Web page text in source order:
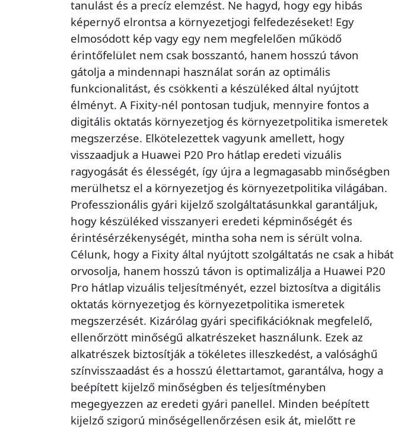
tanulást és a precíz elemzést. Ne hagyd, hogy egy hibás
képernyő elrontsa a környezetjogi felfedezéseket! Egy
elmosódott kép vagy egy nem megfelelően működő
érintőfelület nem csak bosszantó, hanem hosszú távon
gátolja a mindennapi használat során az optimális
funkcionalitást, és csökkenti a készüléked által nyújtott
élményt. A Fixity-nél pontosan tudjuk, mennyire fontos a
digitális oktatás környezetjog és környezetpolitika ismeretek
megszerzése. Elkötelezettek vagyunk amellett, hogy
visszaadjuk a Huawei P20 Pro hátlap eredeti vizuális
ragyogását és élességét, így újra a legmagasabb minőségben
merülhetsz el a környezetjog és környezetpolitika világában.
Professzionális gyári kijelző szolgáltatásunkkal garantáljuk,
hogy készüléked visszanyeri eredeti képminőségét és
érintésérzékenységét, mintha soha nem is sérült volna.
Célunk, hogy a Fixity által nyújtott szolgáltatás ne csak a hibát
orvosolja, hanem hosszú távon is optimalizálja a Huawei P20
Pro hátlap vizuális teljesítményét, ezzel biztosítva a digitális
oktatás környezetjog és környezetpolitika ismeretek
megszerzését. Kizárólag gyári specifikációknak megfelelő,
ellenőrzött minőségű alkatrészeket használunk. Ezek az
alkatrészek biztosítják a tökéletes illeszkedést, a valósághű
színvisszaadást és a hosszú élettartamot, garantálva, hogy a
beépített kijelző minőségben és teljesítményben
megegyezzen az eredeti gyári panellel. Minden beépített
kijelző szigorú minőségellenőrzésen esik át, mielőtt re